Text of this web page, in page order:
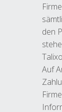
den
Auf